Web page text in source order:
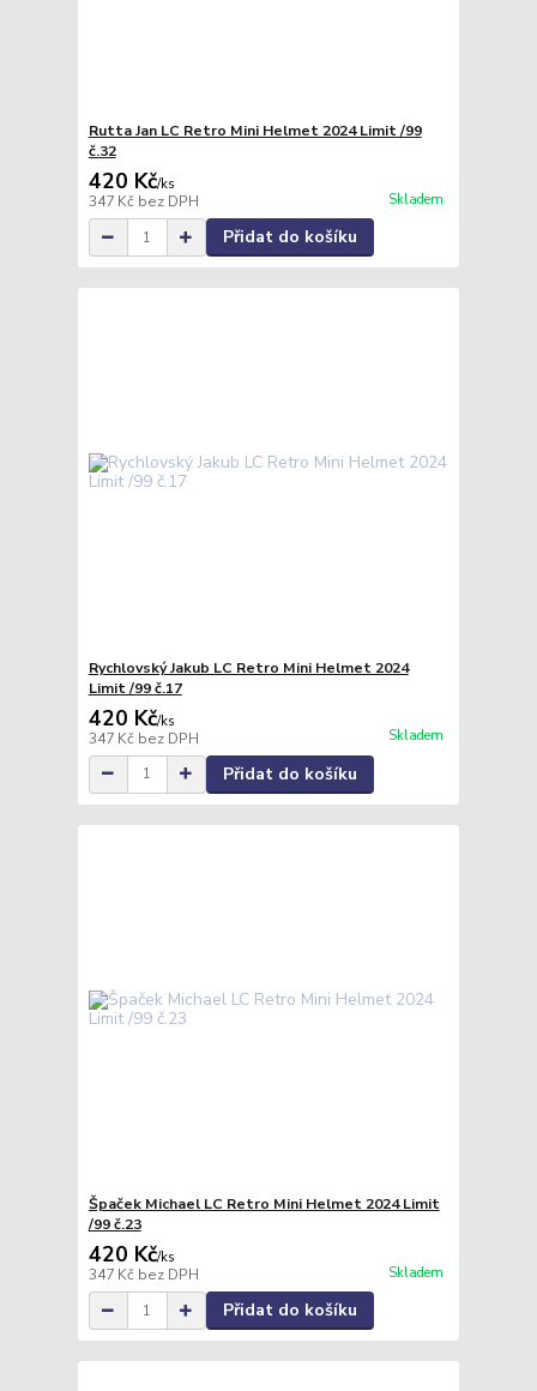
Rutta Jan LC Retro Mini Helmet 2024 Limit /99
č.32
420 Kč/ks
347 Kč bez DPH Skladem
Přidat do košíku
Rychlovský Jakub LC Retro Mini Helmet 2024
Limit /99 č.17
420 Kč/ks
347 Kč bez DPH Skladem
Přidat do košíku
Špaček Michael LC Retro Mini Helmet 2024 Limit
/99 č.23
420 Kč/ks
347 Kč bez DPH Skladem
Přidat do košíku